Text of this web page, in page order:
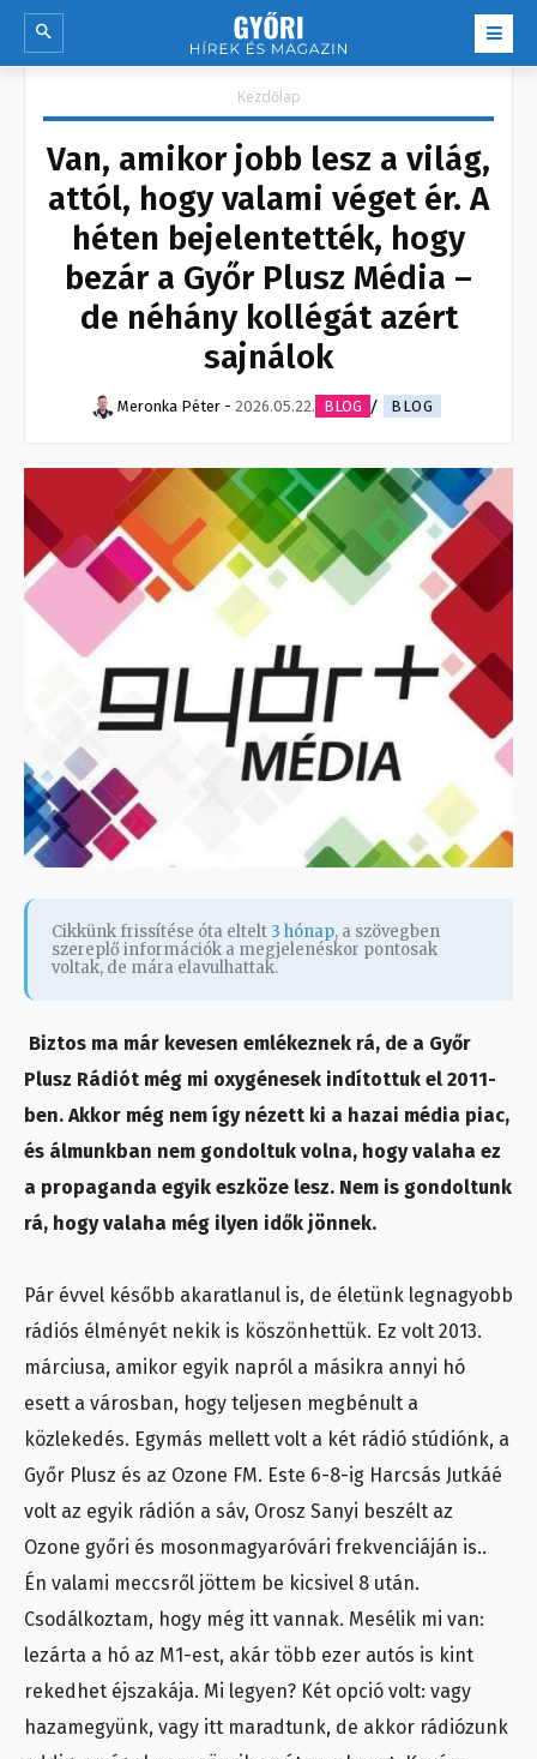
Kezdőlap
Van, amikor jobb lesz a világ,
attól, hogy valami véget ér. A
héten bejelentették, hogy
bezár a Győr Plusz Média –
de néhány kollégát azért
sajnálok
Meronka Péter - 2026.05.22. BLOG BLOG
Cikkünk frissítése óta eltelt 3 hónap, a szövegben
szereplő információk a megjelenéskor pontosak
voltak, de mára elavulhattak.
Biztos ma már kevesen emlékeznek rá, de a Győr
Plusz Rádiót még mi oxygénesek indítottuk el 2011-
ben. Akkor még nem így nézett ki a hazai média piac,
és álmunkban nem gondoltuk volna, hogy valaha ez
a propaganda egyik eszköze lesz. Nem is gondoltunk
rá, hogy valaha még ilyen idők jönnek.
Pár évvel később akaratlanul is, de életünk legnagyobb
rádiós élményét nekik is köszönhettük. Ez volt 2013.
márciusa, amikor egyik napról a másikra annyi hó
esett a városban, hogy teljesen megbénult a
közlekedés. Egymás mellett volt a két rádió stúdiónk, a
Győr Plusz és az Ozone FM. Este 6-8-ig Harcsás Jutkáé
volt az egyik rádión a sáv, Orosz Sanyi beszélt az
Ozone győri és mosonmagyaróvári frekvenciáján is..
Én valami meccsről jöttem be kicsivel 8 után.
Csodálkoztam, hogy még itt vannak. Mesélik mi van:
lezárta a hó az M1-est, akár több ezer autós is kint
rekedhet éjszakája. Mi legyen? Két opció volt: vagy
hazamegyünk, vagy itt maradtunk, de akkor rádiózunk